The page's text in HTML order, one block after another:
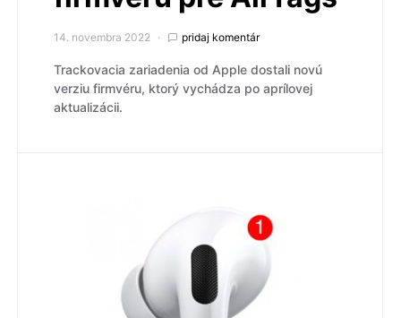
14. novembra 2022 pridaj komentár
Trackovacia zariadenia od Apple dostali novú
verziu firmvéru, ktorý vychádza po aprílovej
aktualizácii.